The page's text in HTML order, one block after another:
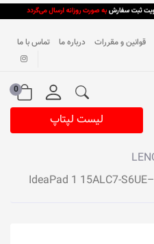
قوانین و مقررات درباره ما تماس با ما
0
لیست لپتاپ